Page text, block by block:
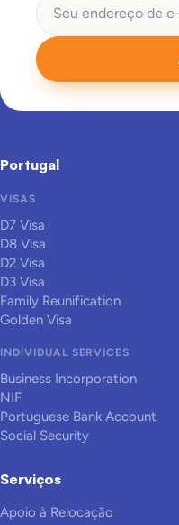
Portugal
VISAS
D7 Visa
D8 Visa
D2 Visa
D3 Visa
Family Reunification
Golden Visa
INDIVIDUAL SERVICES
Business Incorporation
NIF
Portuguese Bank Account
Social Security
Serviços
Apoio à Relocação